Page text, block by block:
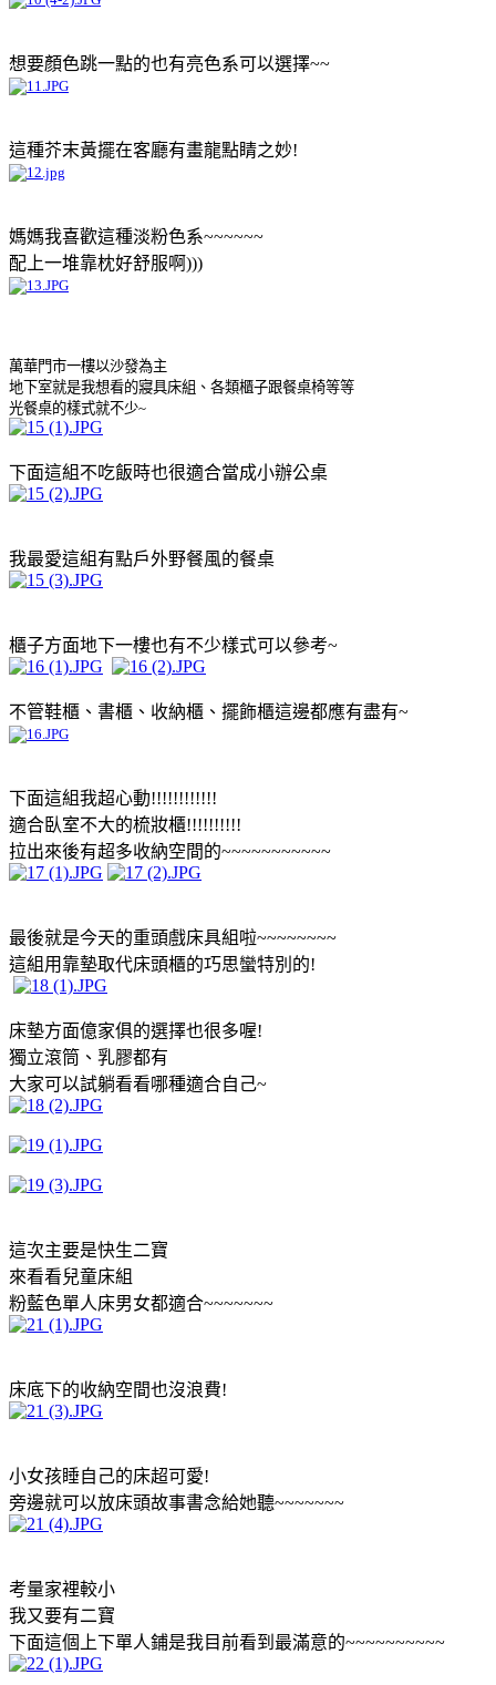
想要顏色跳一點的也有亮色系可以選擇~~
這種芥末黃擺在客廳有畫龍點睛之妙!
媽媽我喜歡這種淡粉色系~~~~~~
配上一堆靠枕好舒服啊)))
萬華門市一樓以沙發為主
地下室就是我想看的寢具床組、各類櫃子跟餐桌椅等等
光餐桌的樣式就不少~
下面這組不吃飯時也很適合當成小辦公桌
我最愛這組有點戶外野餐風的餐桌
櫃子方面地下一樓也有不少樣式可以參考~
不管鞋櫃、書櫃、收納櫃、擺飾櫃這邊都應有盡有~
下面這組我超心動!!!!!!!!!!!!
適合臥室不大的梳妝櫃!!!!!!!!!!
拉出來後有超多收納空間的~~~~~~~~~~~
最後就是今天的重頭戲床具組啦~~~~~~~~
這組用靠墊取代床頭櫃的巧思蠻特別的!
床墊方面億家俱的選擇也很多喔!
獨立滾筒、乳膠都有
大家可以試躺看看哪種適合自己~
這次主要是快生二寶
來看看兒童床組
粉藍色單人床男女都適合~~~~~~~
床底下的收納空間也沒浪費!
小女孩睡自己的床超可愛!
旁邊就可以放床頭故事書念給她聽~~~~~~~
考量家裡較小
我又要有二寶
下面這個上下單人鋪是我目前看到最滿意的~~~~~~~~~~